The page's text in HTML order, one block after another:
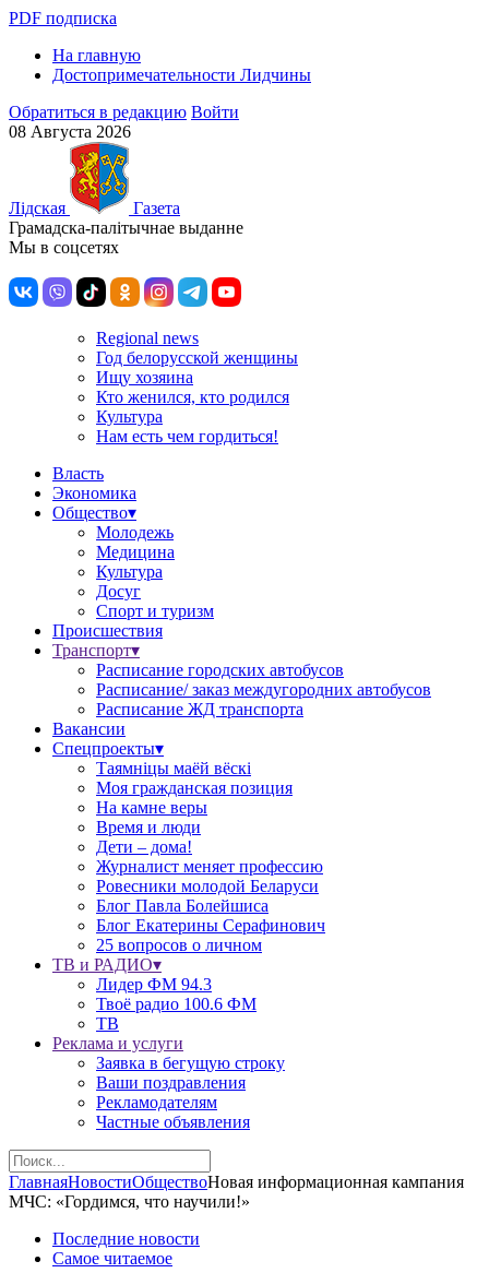
PDF подписка
На главную
Достопримечательности Лидчины
Обратиться в редакцию Войти
08 Августа 2026
Лiдская
Газета
Грамадска-палiтычнае выданне
Мы в соцсетях
Regional news
Год белорусской женщины
Ищу хозяина
Кто женился, кто родился
Культура
Нам есть чем гордиться!
Власть
Экономика
Общество▾
Молодежь
Медицина
Культура
Досуг
Спорт и туризм
Происшествия
Транспорт▾
Расписание городских автобусов
Расписание/ заказ междугородних автобусов
Расписание ЖД транспорта
Вакансии
Спецпроекты▾
Таямніцы маёй вёскі
Моя гражданская позиция
На камне веры
Время и люди
Дети – дома!
Журналист меняет профессию
Ровесники молодой Беларуси
Блог Павла Болейшиса
Блог Екатерины Серафинович
25 вопросов о личном
ТВ и РАДИО▾
Лидер ФМ 94.3
Твоё радио 100.6 ФМ
ТВ
Реклама и услуги
Заявка в бегущую строку
Ваши поздравления
Рекламодателям
Частные объявления
ГлавнаяНовостиОбществоНовая информационная кампания
МЧС: «Гордимся, что научили!»
Последние новости
Самое читаемое